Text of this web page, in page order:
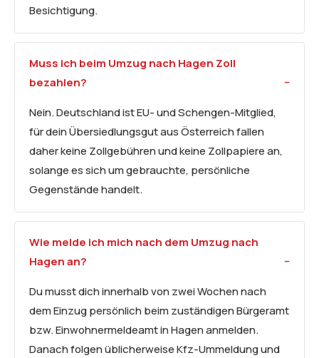
Besichtigung.
Muss ich beim Umzug nach Hagen Zoll
bezahlen?
Nein. Deutschland ist EU- und Schengen-Mitglied,
für dein Übersiedlungsgut aus Österreich fallen
daher keine Zollgebühren und keine Zollpapiere an,
solange es sich um gebrauchte, persönliche
Gegenstände handelt.
Wie melde ich mich nach dem Umzug nach
Hagen an?
Du musst dich innerhalb von zwei Wochen nach
dem Einzug persönlich beim zuständigen Bürgeramt
bzw. Einwohnermeldeamt in Hagen anmelden.
Danach folgen üblicherweise Kfz-Ummeldung und